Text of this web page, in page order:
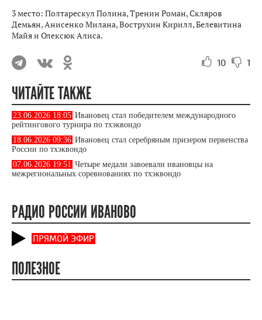
3 место: Полтарескул Полина, Тренин Роман, Скляров
Демьян, Анисенко Милана, Вострухин Кирилл, Белевитина
Майя и Олексюк Алиса.
10 1
ЧИТАЙТЕ ТАКЖЕ
23.06.2026 18:05 Ивановец стал победителем международного
рейтингового турнира по тхэквондо
18.06.2026 09:36 Ивановец стал серебряным призером первенства
России по тхэквондо
07.06.2026 19:51 Четыре медали завоевали ивановцы на
межрегиональных соревнованиях по тхэквондо
РАДИО РОССИИ ИВАНОВО
ПРЯМОЙ ЭФИР
ПОЛЕЗНОЕ